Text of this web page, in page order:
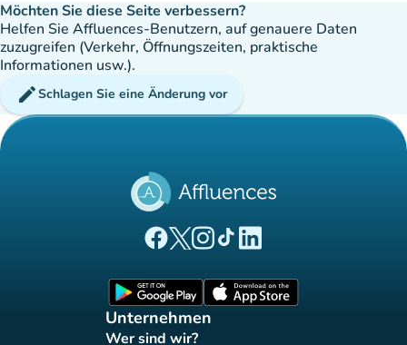
Möchten Sie diese Seite verbessern?
Helfen Sie Affluences-Benutzern, auf genauere Daten
zuzugreifen (Verkehr, Öffnungszeiten, praktische
Informationen usw.).
editSchlagen Sie eine Änderung vor
(new tab)
(new tab)
(new tab)(new tab)
(new tab)
Unternehmen
Wer sind wir?